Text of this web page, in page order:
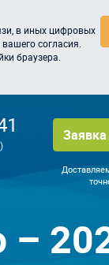
в иных цифровых
согласия.
браузера.
Заявка
–